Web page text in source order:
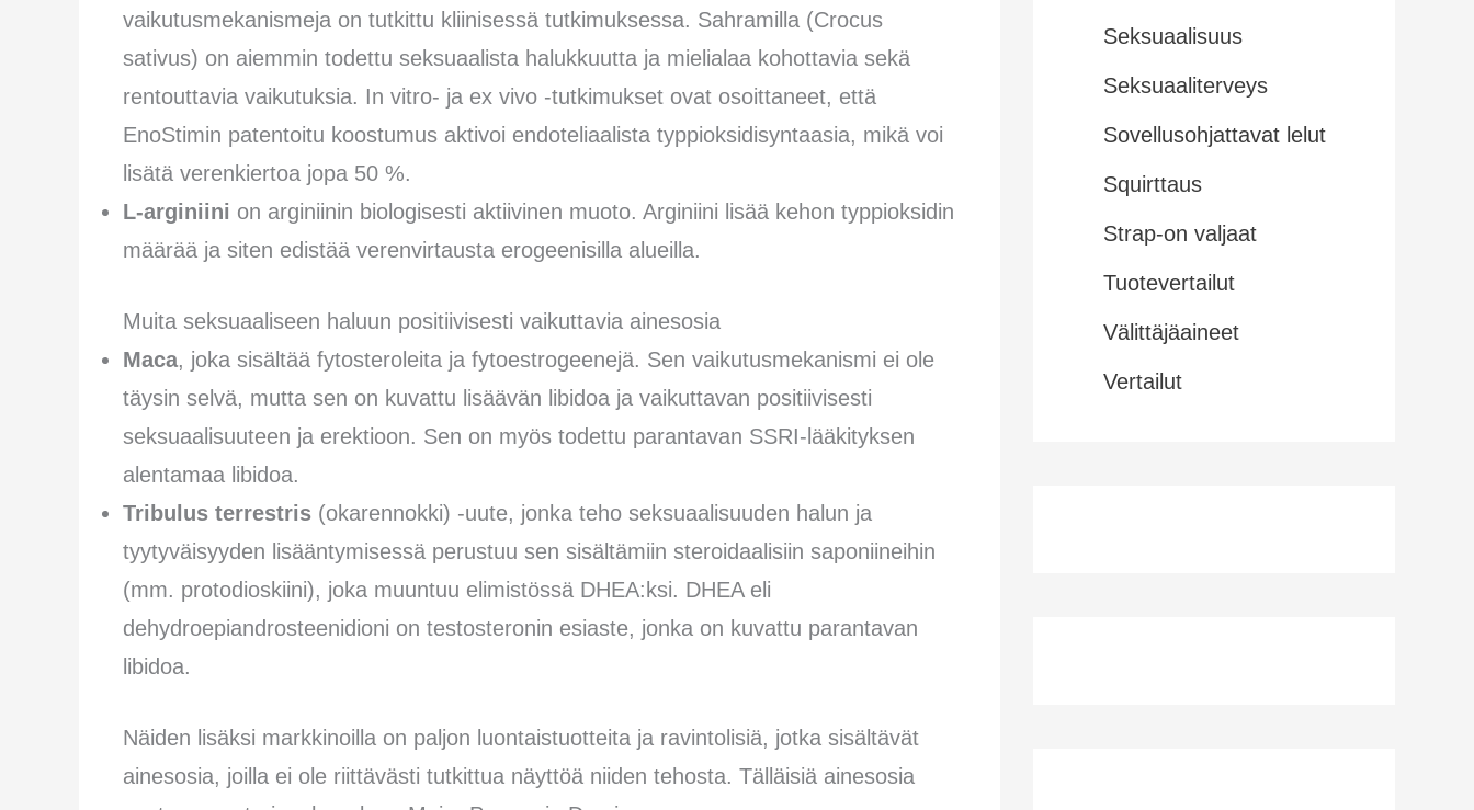
vaikutusmekanismeja on tutkittu kliinisessä tutkimuksessa. Sahramilla (Crocus
sativus) on aiemmin todettu seksuaalista halukkuutta ja mielialaa kohottavia sekä
rentouttavia vaikutuksia. In vitro- ja ex vivo -tutkimukset ovat osoittaneet, että
EnoStimin patentoitu koostumus aktivoi endoteliaalista typpioksidisyntaasia, mikä voi
lisätä verenkiertoa jopa 50 %.
L-arginiini on arginiinin biologisesti aktiivinen muoto. Arginiini lisää kehon typpioksidin
määrää ja siten edistää verenvirtausta erogeenisilla alueilla.
Muita seksuaaliseen haluun positiivisesti vaikuttavia ainesosia
Maca, joka sisältää fytosteroleita ja fytoestrogeenejä. Sen vaikutusmekanismi ei ole
täysin selvä, mutta sen on kuvattu lisäävän libidoa ja vaikuttavan positiivisesti
seksuaalisuuteen ja erektioon. Sen on myös todettu parantavan SSRI-lääkityksen
alentamaa libidoa.
Tribulus terrestris (okarennokki) -uute, jonka teho seksuaalisuuden halun ja
tyytyväisyyden lisääntymisessä perustuu sen sisältämiin steroidaalisiin saponiineihin
(mm. protodioskiini), joka muuntuu elimistössä DHEA:ksi. DHEA eli
dehydroepiandrosteenidioni on testosteronin esiaste, jonka on kuvattu parantavan
libidoa.
Näiden lisäksi markkinoilla on paljon luontaistuotteita ja ravintolisiä, jotka sisältävät
ainesosia, joilla ei ole riittävästi tutkittua näyttöä niiden tehosta. Tälläisiä ainesosia
Seksuaalisuus
Seksuaaliterveys
Sovellusohjattavat lelut
Squirttaus
Strap-on valjaat
Tuotevertailut
Välittäjäaineet
Vertailut